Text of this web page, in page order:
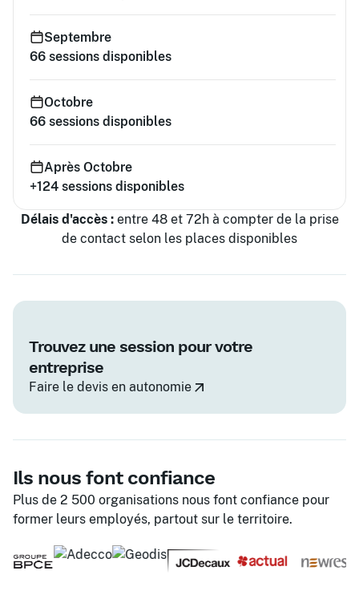
Septembre
66 sessions disponibles
Octobre
66 sessions disponibles
Après Octobre
+124 sessions disponibles
Délais d'accès :entre 48 et 72h à compter de la prise
de contact selon les places disponibles
Trouvez une session pour votre
entreprise
Faire le devis en autonomie
Ils nous font confiance
Plus de 2 500 organisations nous font confiance pour
former leurs employés, partout sur le territoire.